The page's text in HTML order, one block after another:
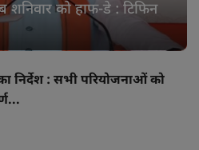
को हाफ-डे : टिफिन
निर्देश : सभी परियोजनाओं को